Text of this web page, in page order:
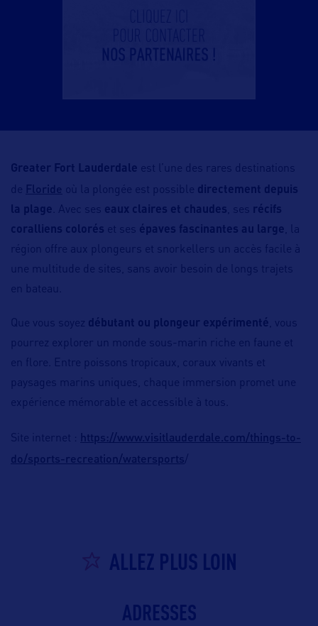
Greater Fort Lauderdale est l’une des rares destinations
de Floride où la plongée est possible directement depuis
la plage . Avec ses eaux claires et chaudes , ses récifs
coralliens colorés et ses épaves fascinantes au large , la
région offre aux plongeurs et snorkellers un accès facile à
une multitude de sites, sans avoir besoin de longs trajets
en bateau.
Que vous soyez débutant ou plongeur expérimenté , vous
pourrez explorer un monde sous-marin riche en faune et
en flore. Entre poissons tropicaux, coraux vivants et
paysages marins uniques, chaque immersion promet une
expérience mémorable et accessible à tous.
Site internet : https://www.visitlauderdale.com/things-to-
do/sports-recreation/watersports
ALLEZ PLUS LOIN
ADRESSES